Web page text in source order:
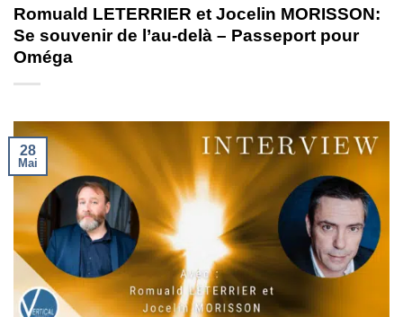
Romuald LETERRIER et Jocelin MORISSON:
Se souvenir de l’au-delà – Passeport pour
Oméga
28
Mai